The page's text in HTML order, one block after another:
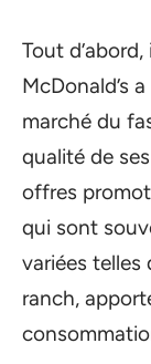
Tout
McDonald’s
marché du
qualité de
offres
qui sont
variées telles
ranch,